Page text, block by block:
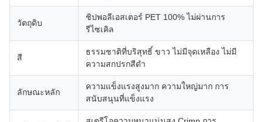
วัตถุดิบ
ชิปพอลีเอสเตอร์ PET 100% ไม่ผ่านการ
รีไซเคิล
สี
ธรรมชาติที่บริสุทธิ์ ขาว ไม่มีจุดเหลือง ไม่มี
ความสกปรกสีดํา
ลักษณะหลัก
ความแข็งแรงสูงมาก ความใหญ่มาก การ
สนับสนุนที่แข็งแรง